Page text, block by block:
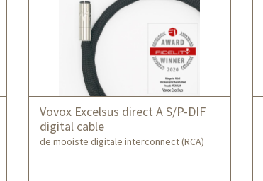
Vovox Excelsus direct A S/P-DIF
digital cable
de mooiste digitale interconnect (RCA)